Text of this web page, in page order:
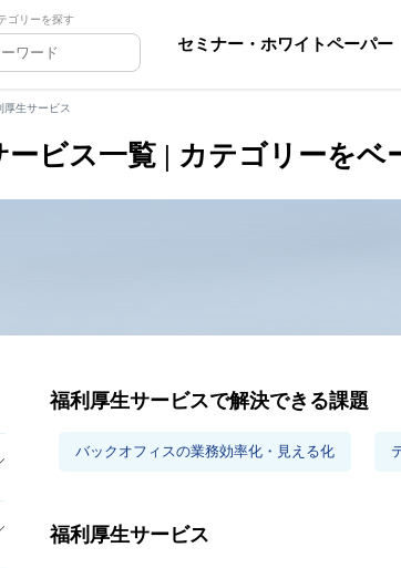
ゴリーを探す
セミナー・ホワイトペーパー
厚生サービス
ービス一覧 | カテゴリーをベ
福利厚生サービスで解決できる課題
バックオフィスの業務効率化・見える化
福利厚生サービス